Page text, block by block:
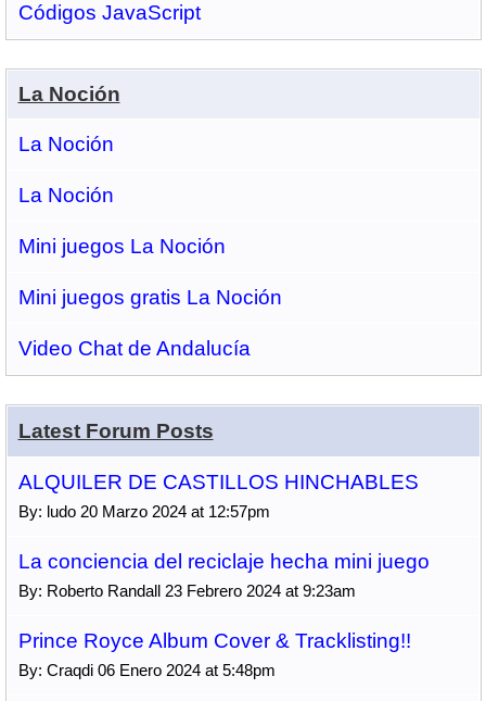
Códigos JavaScript
La Noción
La Noción
La Noción
Mini juegos La Noción
Mini juegos gratis La Noción
Video Chat de Andalucía
Latest Forum Posts
ALQUILER DE CASTILLOS HINCHABLES
By: ludo 20 Marzo 2024 at 12:57pm
La conciencia del reciclaje hecha mini juego
By: Roberto Randall 23 Febrero 2024 at 9:23am
Prince Royce Album Cover & Tracklisting!!
By: Craqdi 06 Enero 2024 at 5:48pm